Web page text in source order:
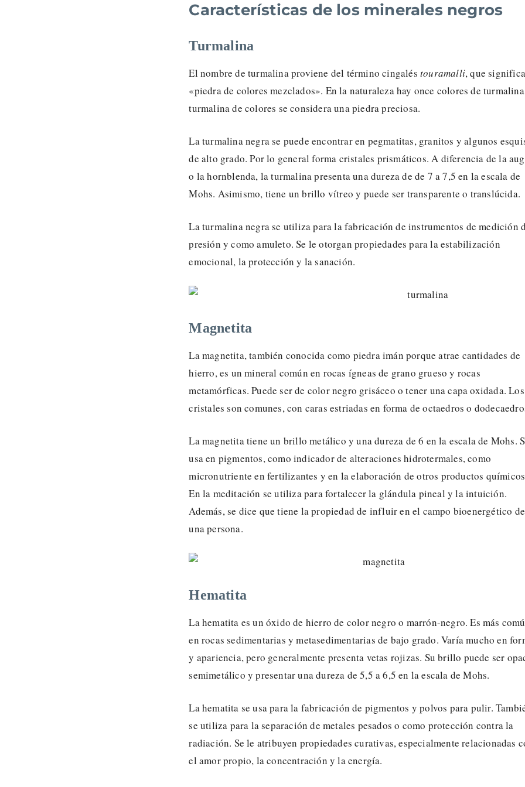
Características de los minerales negros
Turmalina
El nombre de turmalina proviene del término cingalés touramalli, que significa
«piedra de colores mezclados». En la naturaleza hay once colores de
turmalina de colores se considera una piedra preciosa.
La turmalina negra se puede encontrar en pegmatitas, granitos y algunos
de alto grado. Por lo general forma cristales prismáticos. A diferencia de la
o la hornblenda, la turmalina presenta una dureza de de 7 a 7,5 en la escala de
Mohs. Asimismo, tiene un brillo vítreo y puede ser transparente o translúcida.
La turmalina negra se utiliza para la fabricación de instrumentos de medición
presión y como amuleto. Se le otorgan propiedades para la estabilización
emocional, la protección y la sanación.
Magnetita
La magnetita, también conocida como piedra imán porque atrae cantidades de
hierro, es un mineral común en rocas ígneas de grano grueso y rocas
metamórficas. Puede ser de color negro grisáceo o tener una capa oxidada. Los
cristales son comunes, con caras estriadas en forma de octaedros o
La magnetita tiene un brillo metálico y una dureza de 6 en la escala de Mohs.
usa en pigmentos, como indicador de alteraciones hidrotermales, como
micronutriente en fertilizantes y en la elaboración de otros productos
En la meditación se utiliza para fortalecer la glándula pineal y la intuición.
Además, se dice que tiene la propiedad de influir en el campo bioenergético de
una persona.
Hematita
La hematita es un óxido de hierro de color negro o marrón-negro. Es más
en rocas sedimentarias y metasedimentarias de bajo grado. Varía mucho en
y apariencia, pero generalmente presenta vetas rojizas. Su brillo puede ser
semimetálico y presentar una dureza de 5,5 a 6,5 en la escala de Mohs.
La hematita se usa para la fabricación de pigmentos y polvos para pulir.
se utiliza para la separación de metales pesados o como protección contra la
radiación. Se le atribuyen propiedades curativas, especialmente relacionadas
el amor propio, la concentración y la energía.